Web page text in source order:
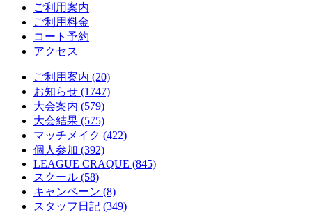
ご利用案内
ご利用料金
コート予約
アクセス
ご利用案内 (20)
お知らせ (1747)
大会案内 (579)
大会結果 (575)
マッチメイク (422)
個人参加 (392)
LEAGUE CRAQUE (845)
スクール (58)
キャンペーン (8)
スタッフ日記 (349)